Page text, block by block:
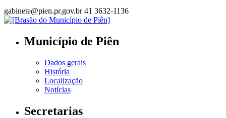
gabinete@pien.pr.gov.br 41 3632-1136
Município de Piên
Dados gerais
História
Localização
Notícias
Secretarias